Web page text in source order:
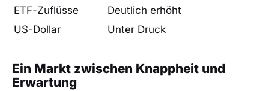
ETF-Zuflüsse
Deutlich erhöht
US-Dollar
Unter Druck
Ein Markt zwischen Knappheit und
Erwartung